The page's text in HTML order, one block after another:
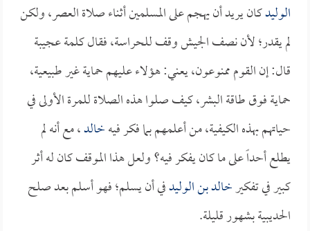
الوليدكان يريد أن يهجم على المسلمين أثناء صلاة العصر، ولكن
لم يقدر؛ لأن نصف الجيش وقف للحراسة، فقال كلمة عجيبة
قال: إن القوم ممنوعون، يعني: هؤلاء عليهم حماية غير طبيعية،
حماية فوق طاقة البشر، كيف صلوا هذه الصلاة للمرة الأولى في
حياتهم بهذه الكيفية، من أعلمهم بما فكر فيهخالد، مع أنه لم
يطلع أحداً على ما كان يفكر فيه؟ ولعل هذا الموقف كان له أثر
كبير في تفكيرخالد بن الوليدفي أن يسلم؛ فهو أسلم بعد صلح
الحديبية بشهور قليلة.